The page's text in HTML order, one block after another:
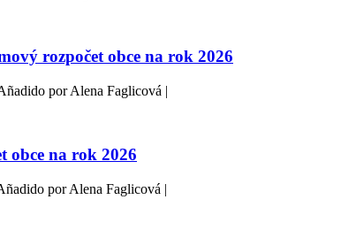
rozpočet obce na rok 2026
por Alena Faglicová |
obce na rok 2026
por Alena Faglicová |